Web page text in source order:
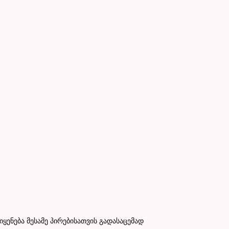
მესამე პირებისათვის გადასაცემად